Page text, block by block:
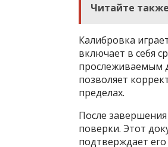
Читайте
Калибровка
включает в себя
прослеживаемым
позволяет
пределах.
После
поверки. Этот
подтверждает